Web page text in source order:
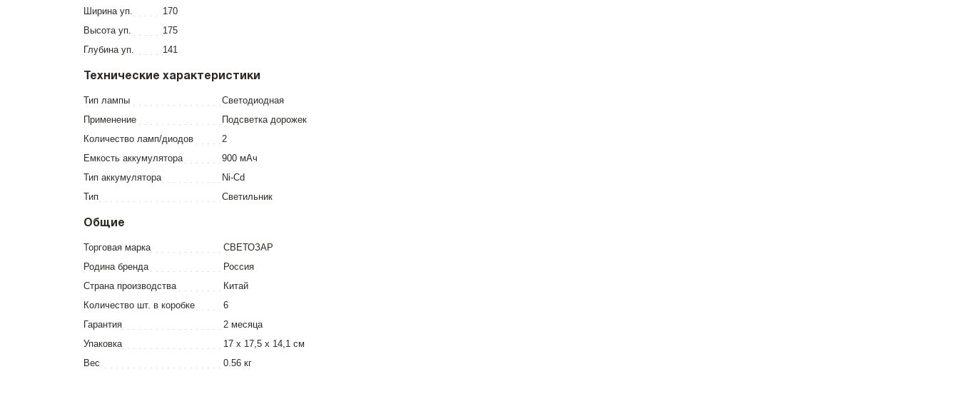
Ширина уп.
170
Высота уп.
175
Глубина уп.
141
Технические характеристики
Тип лампы
Светодиодная
Применение
Подсветка дорожек
Количество ламп/диодов
2
Емкость аккумулятора
900 мАч
Тип аккумулятора
Ni-Cd
Тип
Светильник
Общие
Торговая марка
СВЕТОЗАР
Родина бренда
Россия
Страна производства
Китай
Количество шт. в коробке
6
Гарантия
2 месяца
Упаковка
17 x 17,5 x 14,1 см
Вес
0.56 кг